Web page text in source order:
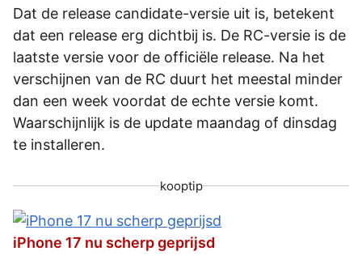
Dat de release candidate-versie uit is, betekent
dat een release erg dichtbij is. De RC-versie is de
laatste versie voor de officiële release. Na het
verschijnen van de RC duurt het meestal minder
dan een week voordat de echte versie komt.
Waarschijnlijk is de update maandag of dinsdag
te installeren.
kooptip
iPhone 17 nu scherp geprijsd